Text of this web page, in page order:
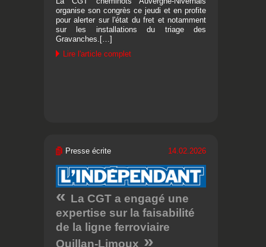
organise son congrès ce jeudi et en profite
pour alerter sur l'état du fret et notamment
sur les installations du triage des
Gravanches.[…]
Lire l'article complet
Presse écrite 14.02.2026
La CGT a engagé une
expertise sur la faisabilité
de la ligne ferroviaire
Quillan-Limoux